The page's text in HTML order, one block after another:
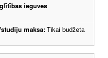
ieguves
maksa:Tikai budžeta